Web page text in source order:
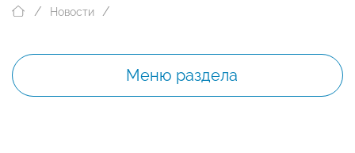
Новости
Меню раздела